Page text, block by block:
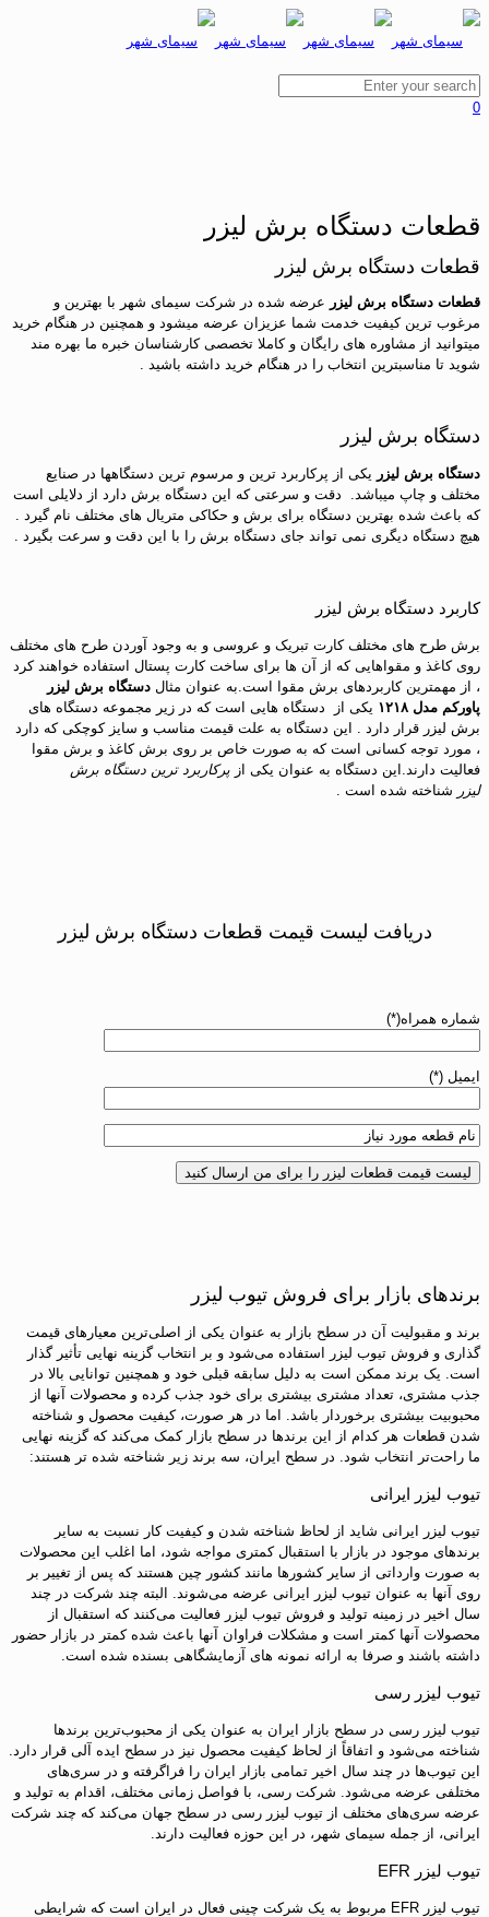
0
قطعات دستگاه برش لیزر
قطعات دستگاه برش لیزر
قطعات دستگاه برش لیزر عرضه شده در شرکت سیمای شهر با بهترین و
مرغوب ترین کیفیت خدمت شما عزیزان عرضه میشود و همچنین در هنگام خرید
میتوانید از مشاوره های رایگان و کاملا تخصصی کارشناسان خبره ما بهره مند
شوید تا مناسبترین انتخاب را در هنگام خرید داشته باشید .
دستگاه برش لیزر
دستگاه برش لیزر یکی از پرکاربرد ترین و مرسوم ترین دستگاهها در صنایع
مختلف و چاپ میباشد. دقت و سرعتی که این دستگاه برش دارد از دلایلی است
که باعث شده بهترین دستگاه برای برش و حکاکی متریال های مختلف نام گیرد .
هیچ دستگاه دیگری نمی تواند جای دستگاه برش را با این دقت و سرعت بگیرد .
کاربرد دستگاه برش لیزر
برش طرح های مختلف کارت تبریک و عروسی و به وجود آوردن طرح های مختلف
روی کاغذ و مقواهایی که از آن ها برای ساخت کارت پستال استفاده خواهند کرد
، از مهمترین کاربردهای برش مقوا است.به عنوان مثال دستگاه برش لیزر
پاورکم مدل ۱۲۱۸
یکی از دستگاه هایی است که در زیر مجموعه دستگاه های
برش لیزر قرار دارد . این دستگاه به علت قیمت مناسب و سایز کوچکی که دارد
، مورد توجه کسانی است که به صورت خاص بر روی برش کاغذ و برش مقوا
فعالیت دارند.این دستگاه به عنوان یکی از پرکاربرد ترین دستگاه برش
لیزر شناخته شده است .
دریافت لیست قیمت قطعات دستگاه برش لیزر
شماره همراه(*)
ایمیل (*)
برندهای بازار برای فروش تیوب لیزر
برند و مقبولیت آن در سطح بازار به عنوان یکی از اصلی‌ترین معیارهای قیمت
گذاری و فروش تیوب لیزر استفاده می‌شود و بر انتخاب گزینه نهایی تأثیر گذار
است. یک برند ممکن است به دلیل سابقه قبلی خود و همچنین توانایی بالا در
جذب مشتری، تعداد مشتری بیشتری برای خود جذب کرده و محصولات آنها از
محبوبیت بیشتری برخوردار باشد. اما در هر صورت، کیفیت محصول و شناخته
شدن قطعات هر کدام از این برندها در سطح بازار کمک می‌کند که گزینه نهایی
ما راحت‌تر انتخاب شود. در سطح ایران، سه برند زیر شناخته شده تر هستند:
تیوب لیزر ایرانی
تیوب لیزر ایرانی شاید از لحاظ شناخته شدن و کیفیت کار نسبت به سایر
برندهای موجود در بازار با استقبال کمتری مواجه شود، اما اغلب این محصولات
به صورت وارداتی از سایر کشورها مانند کشور چین هستند که پس از تغییر بر
روی آنها به عنوان تیوب لیزر ایرانی عرضه می‌شوند. البته چند شرکت در چند
سال اخیر در زمینه تولید و فروش تیوب لیزر فعالیت می‌کنند که استقبال از
محصولات آنها کمتر است و مشکلات فراوان آنها باعث شده کمتر در بازار حضور
داشته باشند و صرفا به ارائه نمونه های آزمایشگاهی بسنده شده است.
تیوب لیزر رسی
تیوب لیزر رسی در سطح بازار ایران به عنوان یکی از محبوب‌ترین برندها
شناخته می‌شود و اتفاقاً از لحاظ کیفیت محصول نیز در سطح ایده آلی قرار دارد.
این تیوب‌ها در چند سال اخیر تمامی بازار ایران را فراگرفته و در سری‌های
مختلفی عرضه می‌شود. شرکت رسی، با فواصل زمانی مختلف، اقدام به تولید و
عرضه سری‌های مختلف از تیوب لیزر رسی در سطح جهان می‌کند که چند شرکت
ایرانی، از جمله سیمای شهر، در این حوزه فعالیت دارند.
تیوب لیزر EFR
تیوب لیزر EFR مربوط به یک شرکت چینی فعال در ایران است که شرایطی